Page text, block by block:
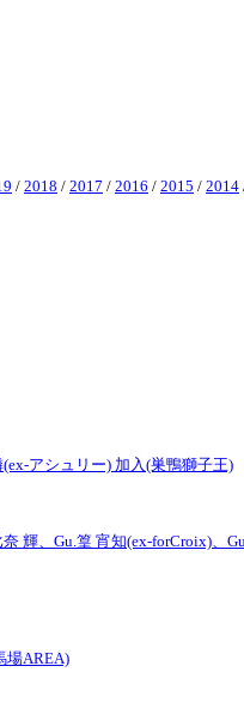
/ 2018 / 2017 / 2016 / 2015 / 2014
(ex-アシュリー) 加入(巣鴨獅子王)
輝、Gu.篁 宵知(ex-forCroix)
場AREA)